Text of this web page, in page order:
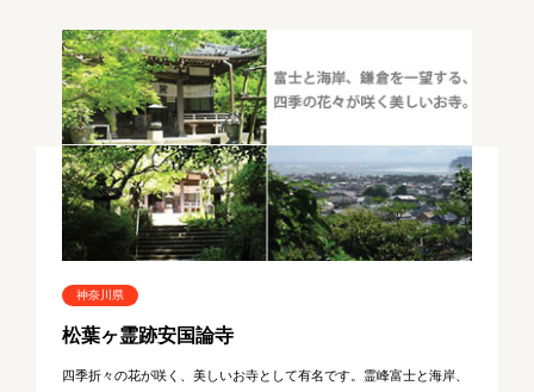
神奈川県
松葉ヶ霊跡安国論寺
四季折々の花が咲く、美しいお寺として有名です。霊峰富士と海岸、